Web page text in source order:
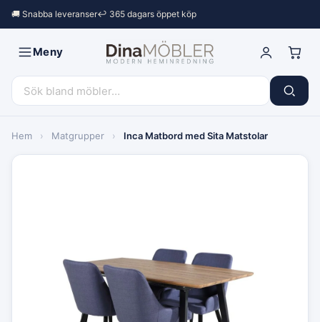
🚚 Snabba leveranser↩︎ 365 dagars öppet köp
Meny
Hem › Matgrupper › Inca Matbord med Sita Matstolar